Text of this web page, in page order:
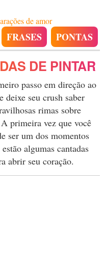
de amor
FRASES PONTAS
DE PINTAR
passo em direção ao
deixe seu crush saber
rimas sobre
primeira vez que você
ser um dos momentos
algumas cantadas
abrir seu coração.